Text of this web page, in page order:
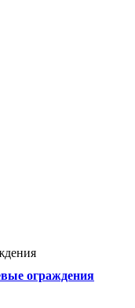
ограждения